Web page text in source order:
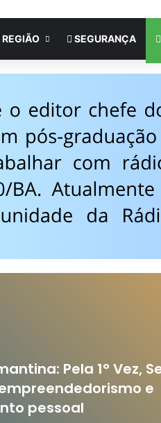
REGIÃO SEGURANÇA
Pela 1° Vez,
e
pessoal